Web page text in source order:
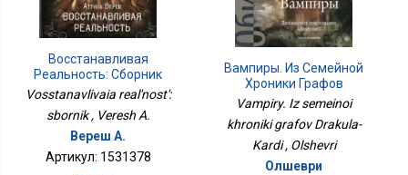
Восстанавливая
Реальность: Сборник
Vosstanavlivaia real'nost':
sbornik , Veresh A.
Вереш А.
Артикул: 1531378
Вампиры. Из Семейной
Хроники Графов
Дракула-Карди
Vampiry. Iz semeinoi
khroniki grafov Drakula-
Kardi , Olshevri
Олшеври